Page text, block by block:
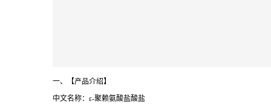
一、【产品介绍】
中文名称：ε-聚赖氨酸盐酸盐